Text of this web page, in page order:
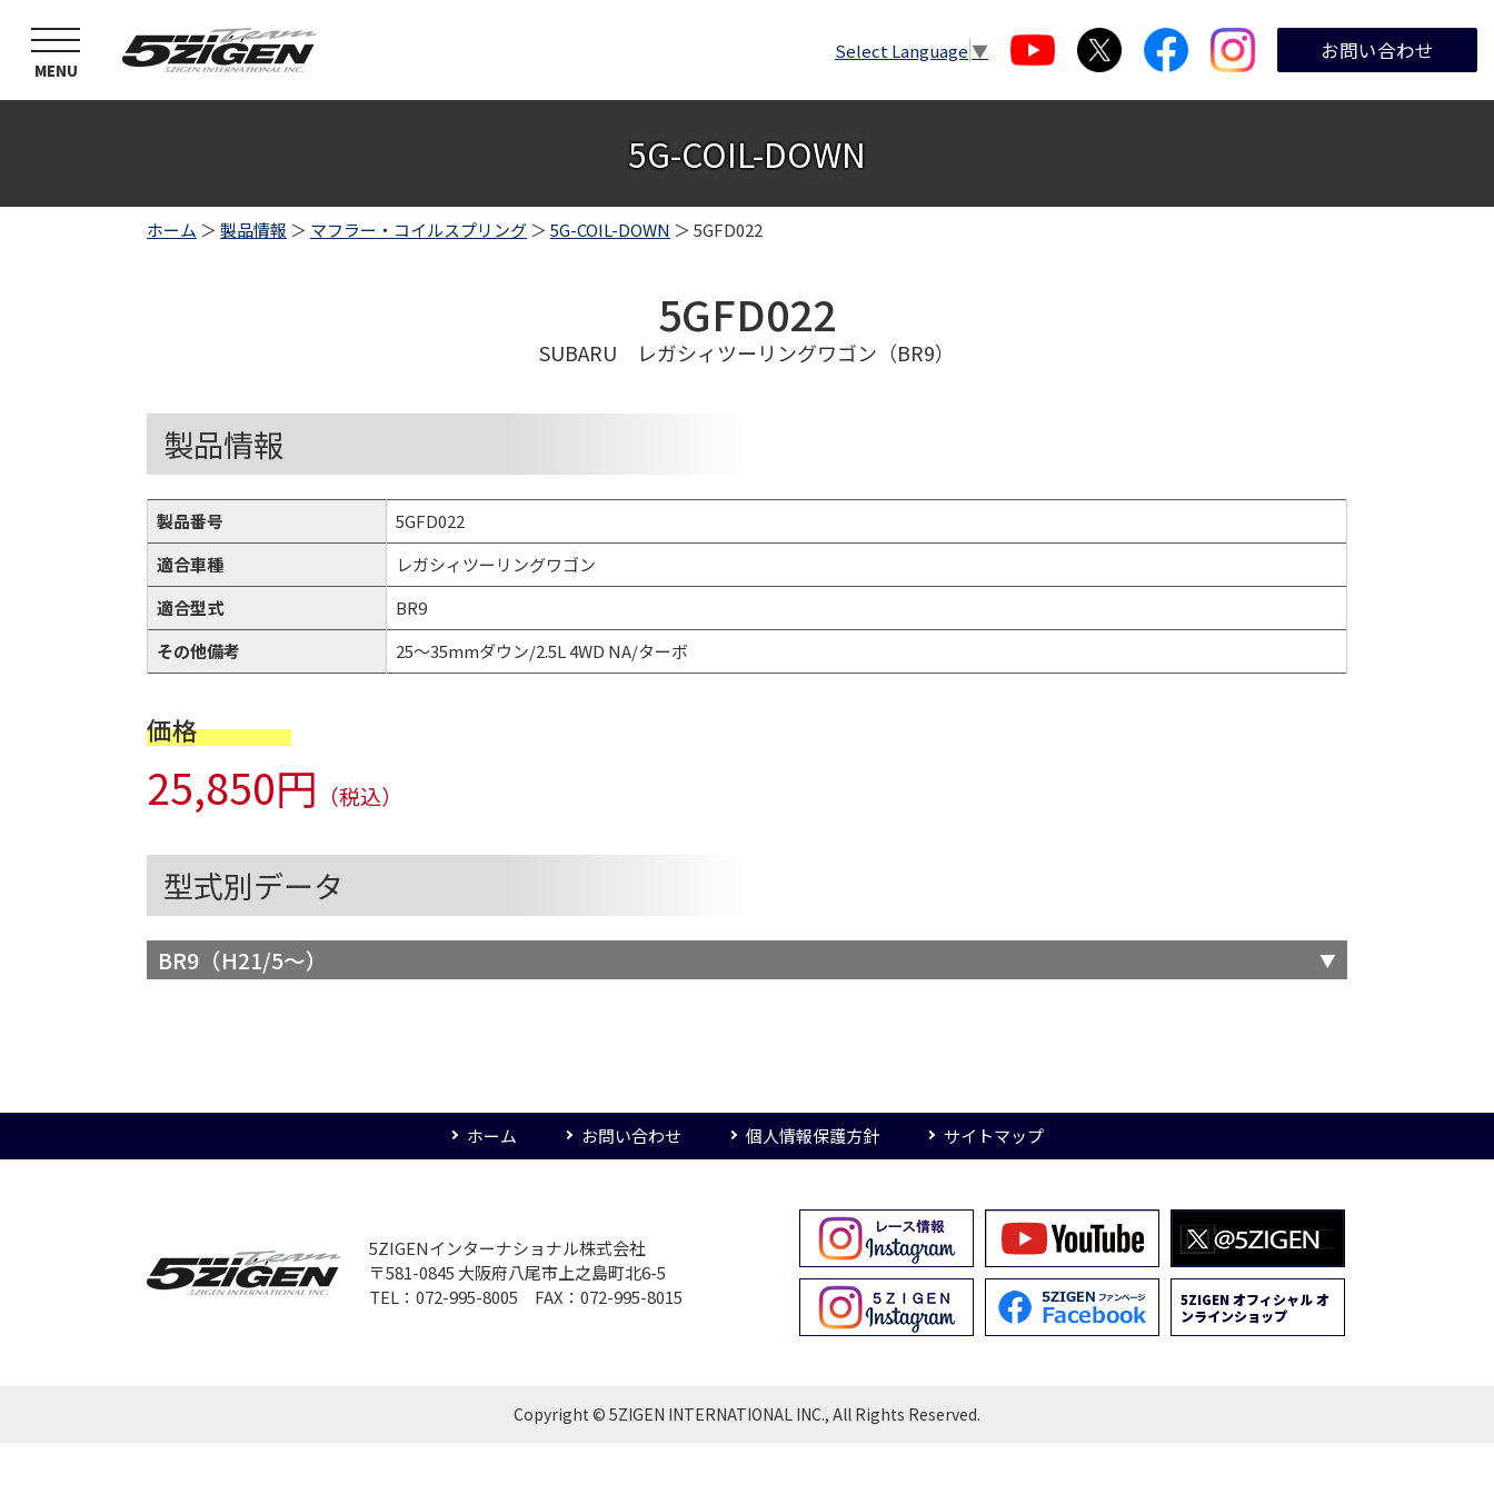
toggle
navigation
MENU
Select Language ▼ お問い合わせ
5G-COIL-DOWN
ホーム ＞製品情報 ＞ マフラー・コイルスプリング ＞5G-COIL-DOWN ＞ 5GFD022
5GFD022
SUBARU レガシィツーリングワゴン（BR9）
製品情報
製品番号
5GFD022
適合車種
レガシィツーリングワゴン
適合型式
BR9
その他備考
25～35mmダウン/2.5L 4WD NA/ターボ
価格
25,850円 （税込）
型式別データ
BR9（H21/5～）
ホーム お問い合わせ 個人情報保護方針 サイトマップ
5ZIGENインターナショナル株式会社
〒581-0845 大阪府八尾市上之島町北6-5
TEL：072-995-8005 FAX：072-995-8015
5ZIGEN オフィシャル オ
ンラインショップ
Copyright © 5ZIGEN INTERNATIONAL INC., All Rights Reserved.